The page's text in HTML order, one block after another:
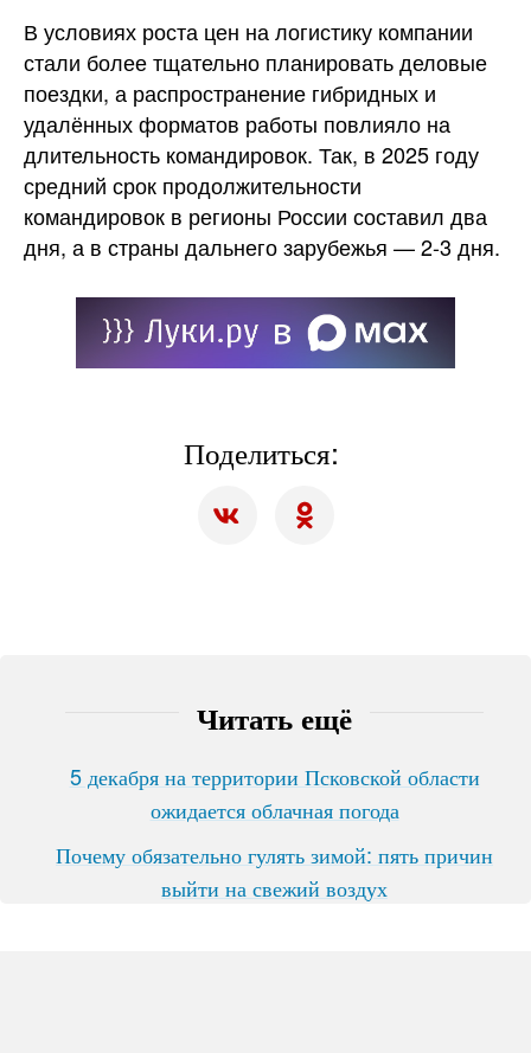
В условиях роста цен на логистику компании
стали более тщательно планировать деловые
поездки, а распространение гибридных и
удалённых форматов работы повлияло на
длительность командировок. Так, в 2025 году
средний срок продолжительности
командировок в регионы России составил два
дня, а в страны дальнего зарубежья — 2-3 дня.
Поделиться:
Читать ещё
5 декабря на территории Псковской области
ожидается облачная погода
Почему обязательно гулять зимой: пять причин
выйти на свежий воздух